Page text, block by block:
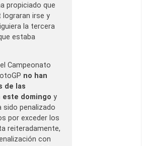
propiciado que
lograran irse y
la tercera
estaba
Campeonato
no han
de las
este domingo y
sido penalizado
por exceder los
reiteradamente,
con